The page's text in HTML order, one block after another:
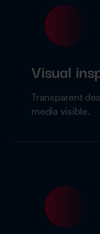
Visual
Transparent
media visible.